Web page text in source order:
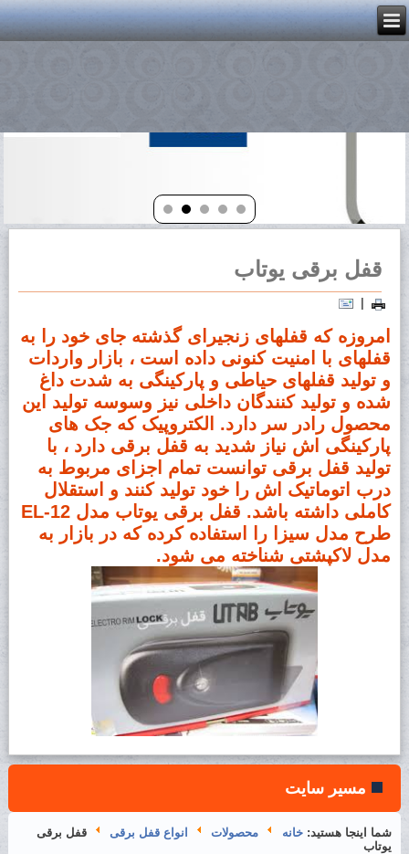
قفل برقی یوتاب
امروزه که قفلهای زنجیرای گذشته جای خود را به
قفلهای با امنیت کنونی داده است ، بازار واردات
و تولید قفلهای حیاطی و پارکینگی به شدت داغ
شده و تولید کنندگان داخلی نیز وسوسه تولید این
محصول رادر سر دارد. الکتروپیک که جک های
پارکینگی اش نیاز شدید به قفل برقی دارد ، با
تولید قفل برقی توانست تمام اجزای مربوط به
درب اتوماتیک اش را خود تولید کنند و استقلال
کاملی داشته باشد. قفل برقی یوتاب مدل EL-12
طرح مدل سیزا را استفاده کرده که در بازار به
مدل لاکپشتی شناخته می شود.
مسیر سایت
شما اینجا هستید:خانه محصولات انواع قفل برقی
قفل برقی
یوتاب